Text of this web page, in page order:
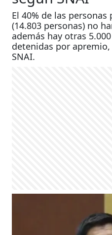
El 40% de las
(14.803 personas) no
además hay otras
detenidas por
SNAI.